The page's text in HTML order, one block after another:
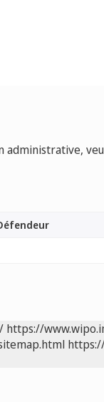
administrative,
https://